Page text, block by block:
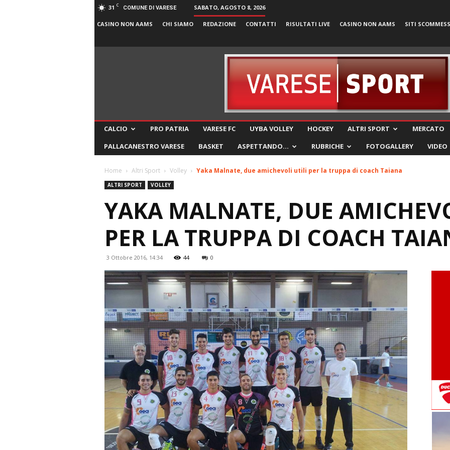
31 C COMUNE DI VARESE SABATO, AGOSTO 8, 2026
CASINO NON AAMS CHI SIAMO REDAZIONE CONTATTI RISULTATI LIVE CASINO NON AAMS SITI
CALCIO PRO PATRIA VARESE FC UYBA VOLLEY HOCKEY ALTRI SPORT
MERCATO
PALLACANESTRO VARESE
BASKET ASPETTANDO… RUBRICHE FOTOGALLERY VIDEO
Home Altri Sport Volley Yaka Malnate, due amichevoli utili per la truppa di coach Taiana
ALTRI SPORT VOLLEY
YAKA MALNATE, DUE
PER LA TRUPPA DI COACH
3 Ottobre 2016, 14:34 44 0